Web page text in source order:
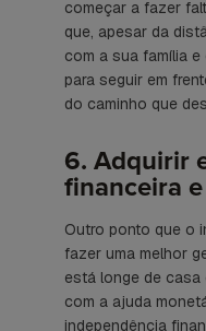
começar a fazer
que, apesar da
com a sua família
para seguir em
do caminho que
6. Adquirir
financeira
Outro ponto que o
fazer uma melhor
está longe de casa
com a ajuda
independência